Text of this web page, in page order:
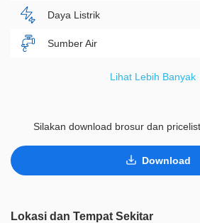
Daya Listrik
Sumber Air
Legalitas
Lihat Lebih Banyak
Silakan download brosur dan
Download
Lokasi dan Tempat Sekitar